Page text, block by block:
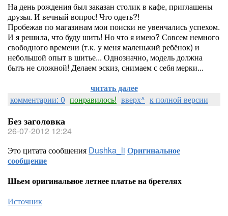
На день рождения был заказан столик в кафе, приглашены
друзья. И вечный вопрос! Что одеть?!
Пробежав по магазинам мои поиски не увенчались успехом.
И я решила, что буду шить! Но что я имею? Совсем немного
свободного времени (т.к. у меня маленький ребёнок) и
небольшой опыт в шитье... Однозначно, модель должна
быть не сложной! Делаем эскиз, снимаем с себя мерки...
читать далее
комментарии: 0 понравилось! вверх^ к полной версии
Без заголовка
26-07-2012 12:24
Это цитата сообщения Dushka_li Оригинальное
сообщение
Шьем оригинальное летнее платье на бретелях
Источник